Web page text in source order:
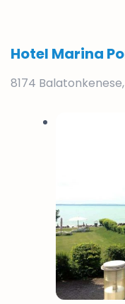
Hotel Marina
8174